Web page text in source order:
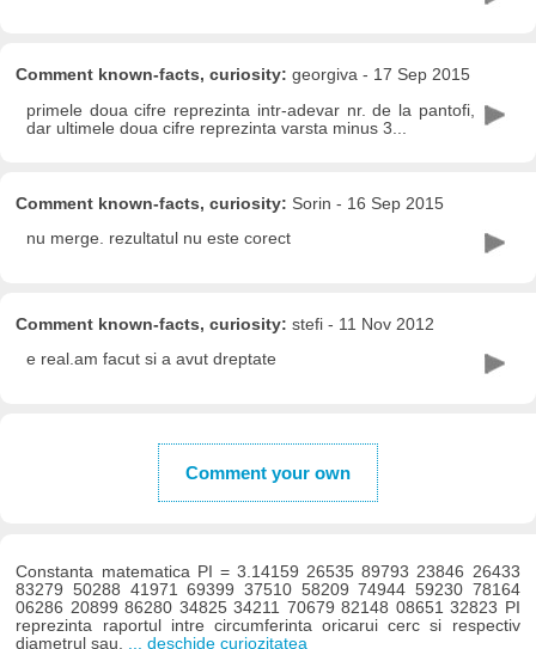
Comment known-facts, curiosity: georgiva - 17 Sep 2015
primele doua cifre reprezinta intr-adevar nr. de la pantofi,
dar ultimele doua cifre reprezinta varsta minus 3...
Comment known-facts, curiosity: Sorin - 16 Sep 2015
nu merge. rezultatul nu este corect
Comment known-facts, curiosity: stefi - 11 Nov 2012
e real.am facut si a avut dreptate
Comment your own
Constanta matematica PI = 3.14159 26535 89793 23846 26433
83279 50288 41971 69399 37510 58209 74944 59230 78164
06286 20899 86280 34825 34211 70679 82148 08651 32823 PI
reprezinta raportul intre circumferinta oricarui cerc si respectiv
diametrul sau.
... deschide curiozitatea